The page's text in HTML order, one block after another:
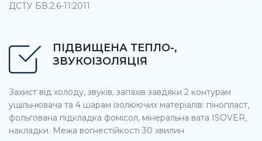
ДСТУ БВ.2.6-11:2011
ПІДВИЩЕНА ТЕПЛО-,
ЗВУКОІЗОЛЯЦІЯ
Захист від холоду, звуків, запахів завдяки 2 контурам
ущільнювача та 4 шарам ізолюючих матеріалів: пінопласт,
фольгована підкладка фомісол, мінеральна вата ISOVER,
накладки. Межа вогнестійкості 30 хвилин